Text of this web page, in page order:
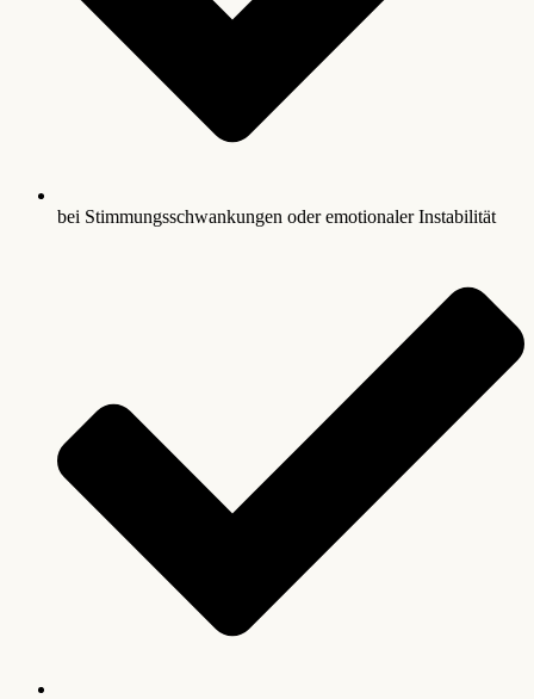
bei Stimmungsschwankungen oder emotionaler Instabilität